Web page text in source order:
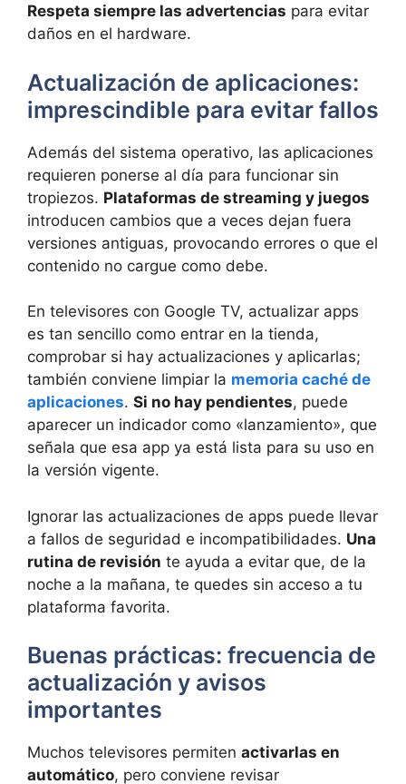
Respeta siempre las advertencias para evitar
daños en el hardware.
Actualización de aplicaciones:
imprescindible para evitar fallos
Además del sistema operativo, las aplicaciones
requieren ponerse al día para funcionar sin
tropiezos. Plataformas de streaming y juegos
introducen cambios que a veces dejan fuera
versiones antiguas, provocando errores o que el
contenido no cargue como debe.
En televisores con Google TV, actualizar apps
es tan sencillo como entrar en la tienda,
comprobar si hay actualizaciones y aplicarlas;
también conviene limpiar la memoria caché de
aplicaciones. Si no hay pendientes, puede
aparecer un indicador como «lanzamiento», que
señala que esa app ya está lista para su uso en
la versión vigente.
Ignorar las actualizaciones de apps puede llevar
a fallos de seguridad e incompatibilidades. Una
rutina de revisión te ayuda a evitar que, de la
noche a la mañana, te quedes sin acceso a tu
plataforma favorita.
Buenas prácticas: frecuencia de
actualización y avisos
importantes
Muchos televisores permiten activarlas en
automático, pero conviene revisar